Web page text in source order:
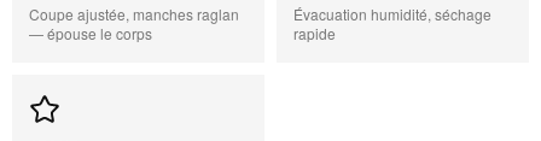
Coupe ajustée, manches raglan
— épouse le corps
Évacuation humidité, séchage
rapide